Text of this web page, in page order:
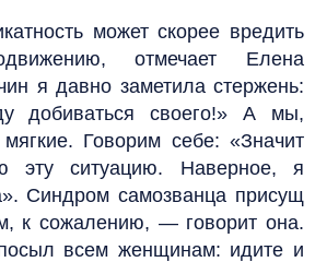
может скорее вредить
отмечает Елена
я давно заметила стержень:
добиваться своего!» А мы,
Говорим себе: «Значит
эту ситуацию. Наверное, я
Синдром самозванца присущ
к сожалению, — говорит она.
всем женщинам: идите и